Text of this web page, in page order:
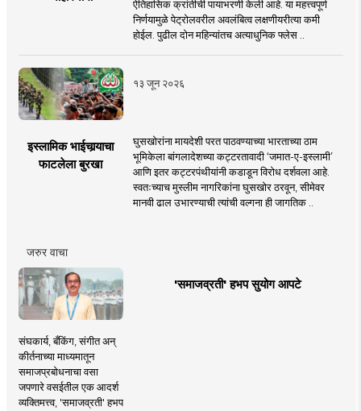
ऐतिहासिक क्रांतीची पायाभरणी केली आहे. या महत्त्वपूर्ण
निर्णयामुळे पेट्रोलवरील अवलंबित्व लक्षणीयरीत्या कमी
होईल. पुढील दोन महिन्यांतच अत्याधुनिक फ्लेस ..
१३ जून २०२६
इस्लामिक भाईचार्‍याचा
फाटलेला बुरखा
घुसखोरांना मायदेशी परत पाठवण्याच्या भारताच्या ठाम
भूमिकेला बांगलादेशच्या कट्टरतावादी ‘जमात-ए-इस्लामी’
आणि इतर कट्टरपंथीयांनी कडाडून विरोध दर्शवला आहे.
स्वतःच्याच मुस्लीम नागरिकांना घुसखोर ठरवून, सीमेवर
मानवी ढाल उभारण्याची त्यांची वल्गना ही जागतिक ..
जरुर वाचा
'समाजव्रती' हभप सुयोग आपटे
संघकार्य, बँकिंग, संगीत अन्
कीर्तनाच्या माध्यमातून
समाजप्रबोधनाचा वसा
जपणारे वसईतील एक आदर्श
व्यक्तिमत्त्व, 'समाजव्रती' हभप